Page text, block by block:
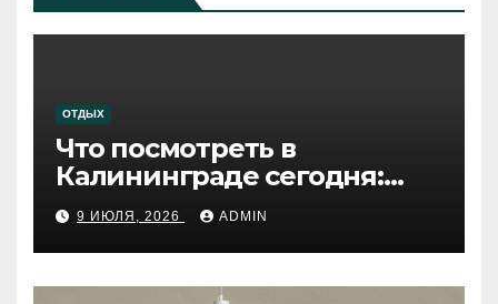
ОТДЫХ
Что посмотреть в
Калининграде сегодня:
путеводитель по самому
западному городу России
9 ИЮЛЯ, 2026 ADMIN